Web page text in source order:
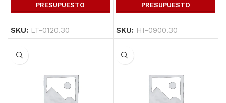
PRESUPUESTO
SKU: LT-0120.30
PRESUPUESTO
SKU: HI-0900.30